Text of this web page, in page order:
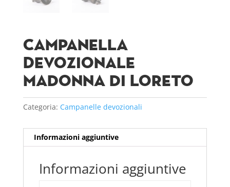
Campanella
Devozionale
Madonna di Loreto
Categoria: Campanelle devozionali
Informazioni aggiuntive
Informazioni aggiuntive